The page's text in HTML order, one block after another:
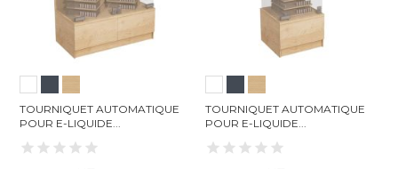
TOURNIQUET AUTOMATIQUE
POUR E-LIQUIDE...
TOURNIQUET AUTOMATIQUE
POUR E-LIQUIDE...